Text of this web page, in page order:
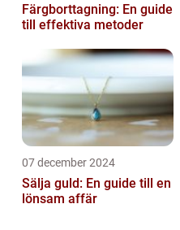
Färgborttagning: En guide
till effektiva metoder
07 december 2024
Sälja guld: En guide till en
lönsam affär